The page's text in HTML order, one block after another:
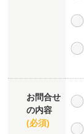
お問合せ
の内容
(必須)